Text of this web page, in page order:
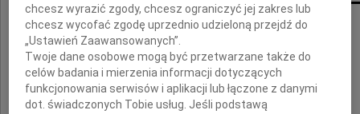
Z głębokim żalem zawiadamiamy,
że w dniu 20 stycznia 2010 roku zmarła
dr n. med.
chcesz wyrazić zgody, chcesz ograniczyć jej zakres lub
chcesz wycofać zgodę uprzednio udzieloną przejdź do
„Ustawień Zaawansowanych”.
Twoje dane osobowe mogą być przetwarzane także do
celów badania i mierzenia informacji dotyczących
funkcjonowania serwisów i aplikacji lub łączone z danymi
dot. świadczonych Tobie usług. Jeśli podstawą